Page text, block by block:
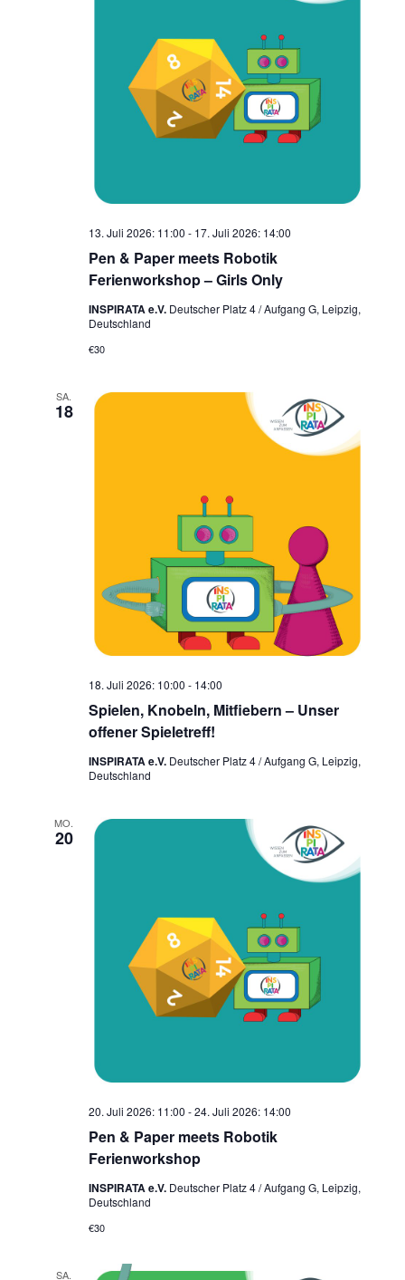
Pen & Paper meets Robotik
Ferienworkshop – Girls Only
13. Juli 2026: 11:00 - 17. Juli 2026: 14:00
INSPIRATA e.V. Deutscher Platz 4 / Aufgang G, Leipzig,
Deutschland
€30
SA.
18
Spielen, Knobeln, Mitfiebern – Unser
offener Spieletreff!
18. Juli 2026: 10:00 - 14:00
INSPIRATA e.V. Deutscher Platz 4 / Aufgang G, Leipzig,
Deutschland
MO.
20
Pen & Paper meets Robotik
Ferienworkshop
20. Juli 2026: 11:00 -24. Juli 2026: 14:00
INSPIRATA e.V. Deutscher Platz 4 / Aufgang G, Leipzig,
Deutschland
€30
SA.